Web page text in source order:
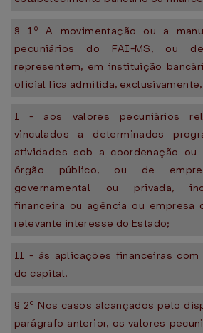
§ 1º A movimentação ou a
pecuniários do FAI-MS, ou
representem, em instituição
oficial fica admitida,
I - aos valores pecuniários
vinculados a determinados
atividades sob a coordenação ou
órgão público, ou de
governamental ou privada,
financeira ou agência ou empresa
relevante interesse do Estado;
II - às aplicações financeiras com
do capital.
§ 2º Nos casos alcançados pelo
parágrafo anterior, os valores